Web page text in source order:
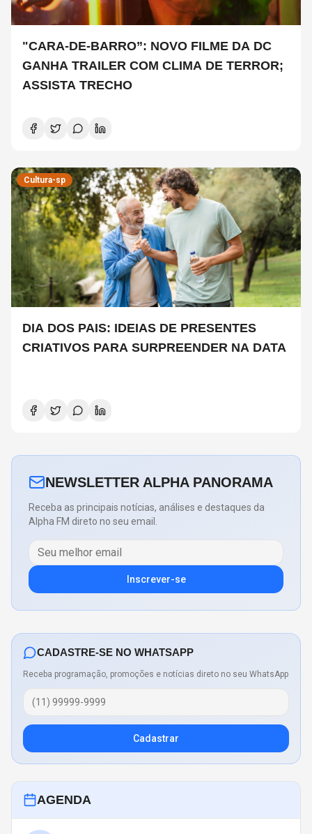
"CARA-DE-BARRO”: NOVO FILME DA DC
GANHA TRAILER COM CLIMA DE TERROR;
ASSISTA TRECHO
Cultura-sp
DIA DOS PAIS: IDEIAS DE PRESENTES
CRIATIVOS PARA SURPREENDER NA DATA
NEWSLETTER ALPHA PANORAMA
Receba as principais notícias, análises e destaques da
Alpha FM direto no seu email.
Inscrever-se
CADASTRE-SE NO WHATSAPP
Receba programação, promoções e notícias direto no seu WhatsApp
Cadastrar
AGENDA